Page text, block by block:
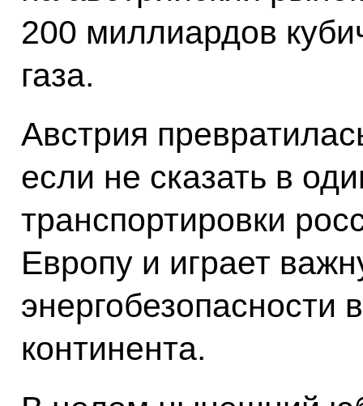
200 миллиардов
газа.
Австрия
если не сказать в
транспортировки
Европу и играет
энергобезопасности
континента.